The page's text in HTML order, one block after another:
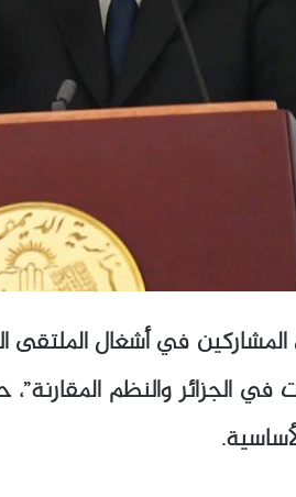
في أشغال الملتقى
الجزائر والنظم